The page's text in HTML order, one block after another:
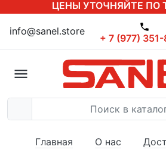
ЦЕНЫ УТОЧНЯЙТЕ ПО
info@sanel.store
+ 7 (977) 351-
Главная О нас